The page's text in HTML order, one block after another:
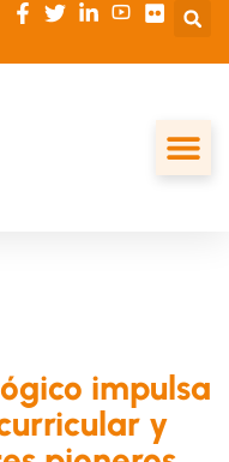
impulsa
y